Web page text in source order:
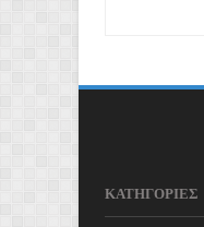
ΚΑΤΗΓΟΡΙΕΣ